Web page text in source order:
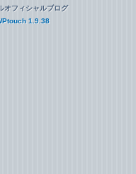
フィシャルブログ
1.9.38